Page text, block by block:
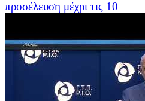
προσέλευση μέχρι τις 10